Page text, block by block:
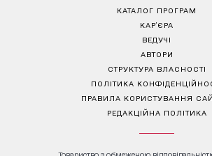
КАТАЛОГ ПРОГРАМ
КАР’ЄРА
ВЕДУЧІ
АВТОРИ
СТРУКТУРА ВЛАСНОСТІ
ПОЛІТИКА
ПРАВИЛА КОРИСТУВАННЯ
РЕДАКЦІЙНА ПОЛІТИКА
Товариство з обмеженою